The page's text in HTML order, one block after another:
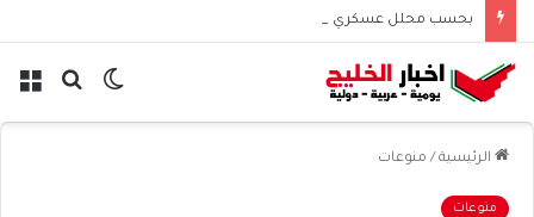
بحث الوضع
الرئيسية / منوعات
منوعات